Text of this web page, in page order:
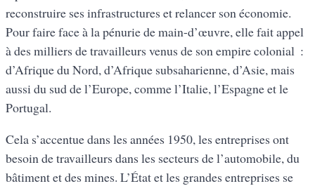
reconstruire ses infrastructures et relancer son économie.
Pour faire face à la pénurie de main-d’œuvre, elle fait appel
à des milliers de travailleurs venus de son empire colonial :
d’Afrique du Nord, d’Afrique subsaharienne, d’Asie, mais
aussi du sud de l’Europe, comme l’Italie, l’Espagne et le
Portugal.
Cela s’accentue dans les années 1950, les entreprises ont
besoin de travailleurs dans les secteurs de l’automobile, du
bâtiment et des mines. L’État et les grandes entreprises se